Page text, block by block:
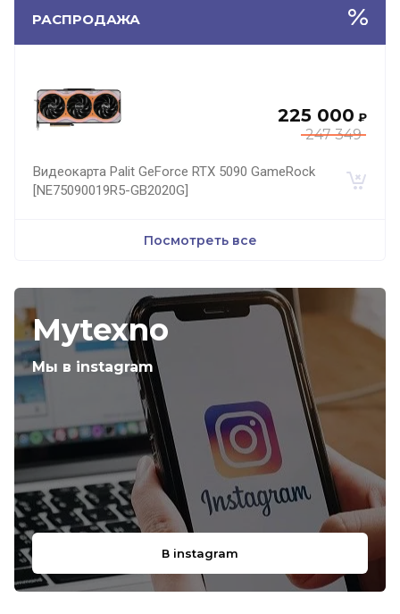
РАСПРОДАЖА
247 349
225 000 ₽
Видеокарта Palit GeForce RTX 5090 GameRock
[NE75090019R5-GB2020G]
Посмотреть все
Mytexno
Мы в instagram
В instagram